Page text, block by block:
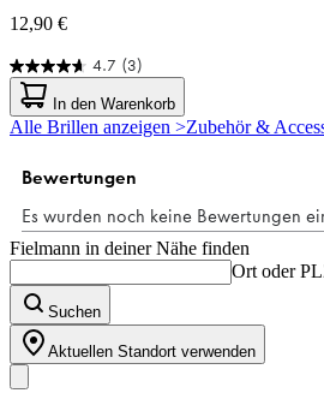
12,90 €
4.7 (3)
4.7
von
5
Sternen.
Bewertungen
In den Warenkorb
Alle Brillen anzeigen >Zubehör &
Fielmann in deiner Nähe finden
Ort oder
Suchen
Aktuellen Standort verwenden